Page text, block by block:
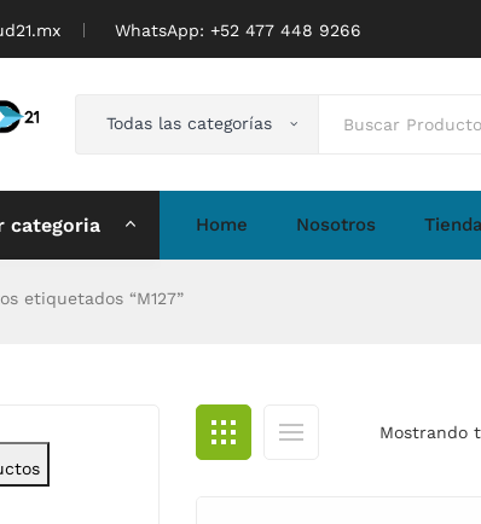
WhatsApp: ‪+52 477 448 9266
Todas las categorías
categoria Home Nosotros Tienda
etiquetados “M127”
Mostrando